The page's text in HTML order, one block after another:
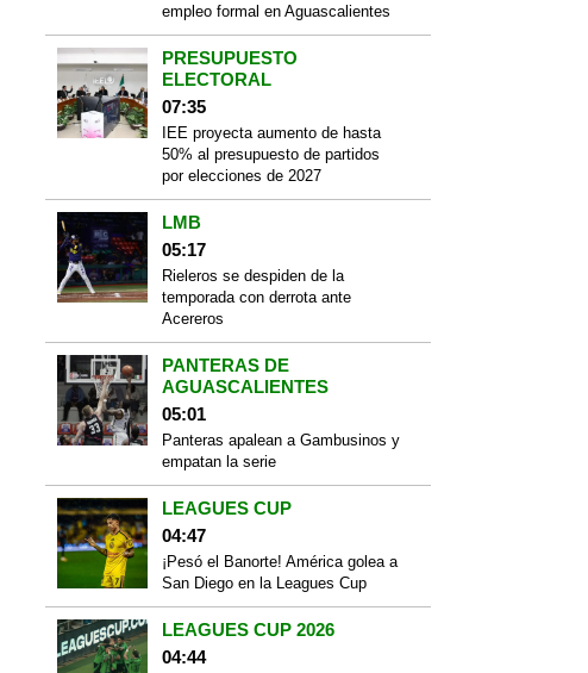
empleo formal en Aguascalientes
PRESUPUESTO
ELECTORAL
07:35
IEE proyecta aumento de hasta
50% al presupuesto de partidos
por elecciones de 2027
LMB
05:17
Rieleros se despiden de la
temporada con derrota ante
Acereros
PANTERAS DE
AGUASCALIENTES
05:01
Panteras apalean a Gambusinos y
empatan la serie
LEAGUES CUP
04:47
¡Pesó el Banorte! América golea a
San Diego en la Leagues Cup
LEAGUES CUP 2026
04:44